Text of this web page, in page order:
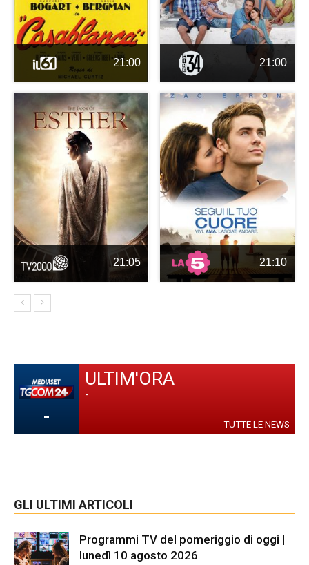
21:00 21:00
21:05 21:10
-
ULTIM'ORA
-
TUTTE LE NEWS
GLI ULTIMI ARTICOLI
Programmi TV del pomeriggio di oggi |
lunedì 10 agosto 2026